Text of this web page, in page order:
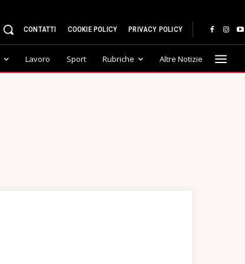
CONTATTI COOKIE POLICY PRIVACY POLICY
Lavoro Sport Rubriche Altre Notizie